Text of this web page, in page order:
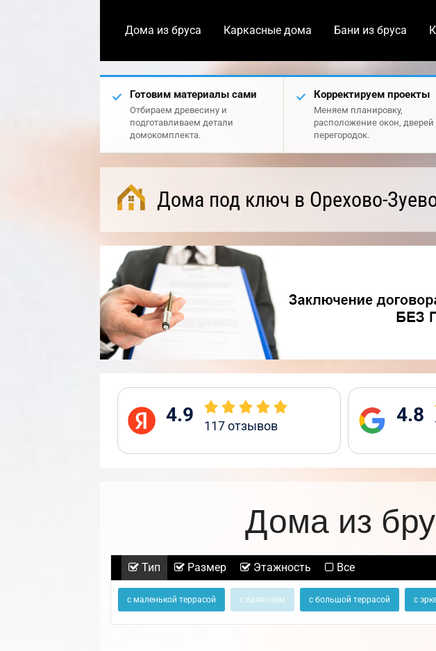
Дома из бруса Каркасные дома Бани из бруса
Готовим материалы сами
Отбираем древесину и
подготавливаем детали
домокомплекта.
Корректируем проекты
Меняем планировку,
расположение окон, дверей
перегородок.
Дома под ключ в Орехово-
4.9 117отзывов 4.8
Дома из
Тип Размер Этажность Все
с маленькой террасой с балконом с большой террасой с